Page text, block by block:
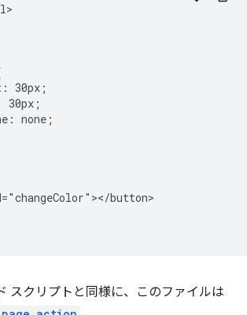
30px;
30px;
none;
button>
スクリプトと同様に、このファイルは